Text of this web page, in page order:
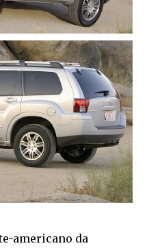
americano da